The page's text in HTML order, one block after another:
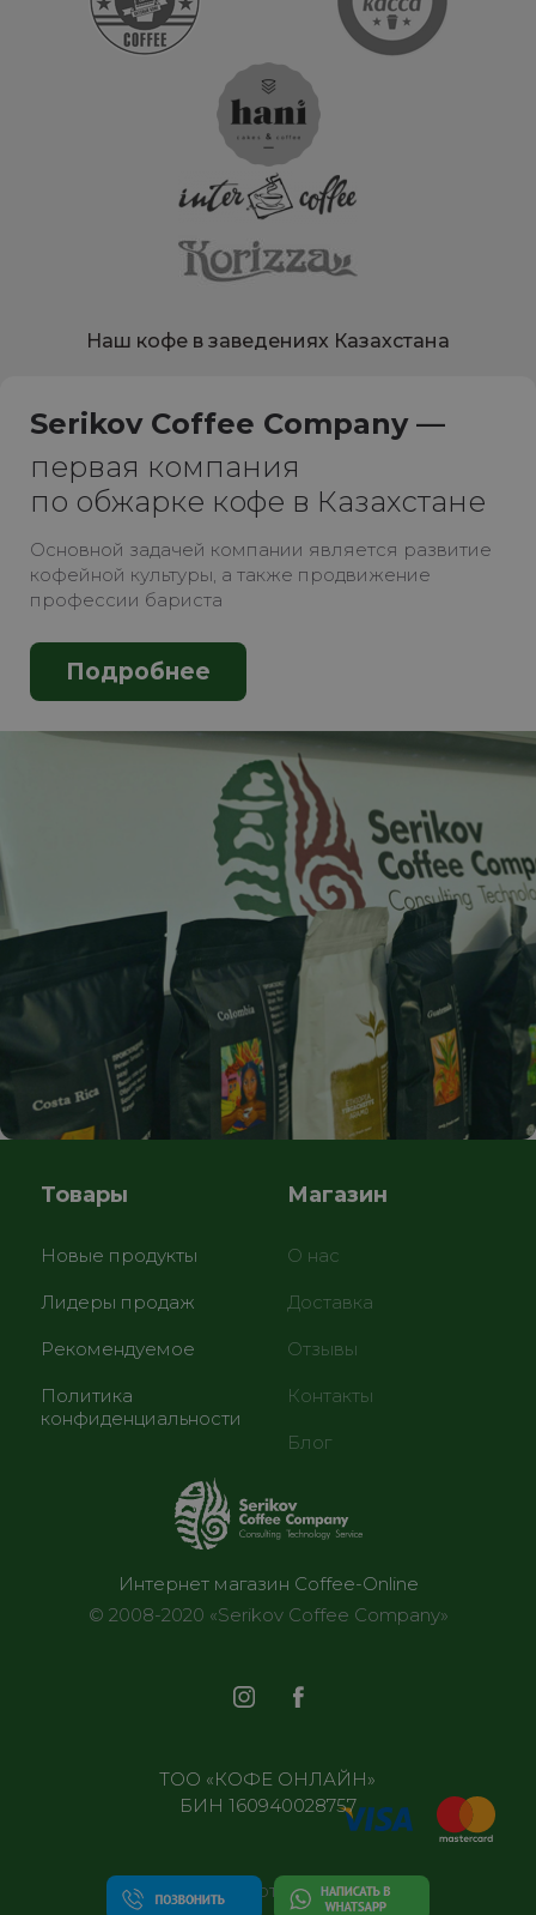
Наш кофе в заведениях Казахстана
Serikov Coffee Company —
первая компания
по обжарке кофе в Казахстане
Основной задачей компании является развитие
кофейной культуры, а также продвижение
профессии бариста
Подробнее
Товары
Новые продукты
Лидеры продаж
Рекомендуемое
Политика
конфиденциальности
Магазин
О нас
Доставка
Отзывы
Контакты
Блог
Интернет магазин Coffee-Online
© 2008-2020 «Serikov Coffee Company»
ТОО «КОФЕ ОНЛАЙН»
БИН 160940028757
Все отделения